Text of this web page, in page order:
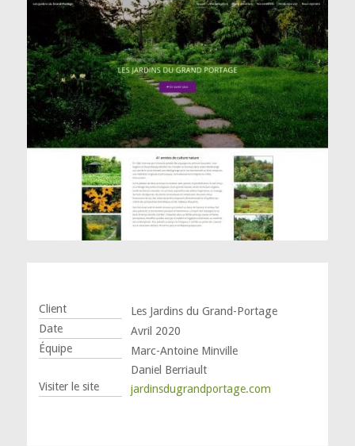
Client
Les Jardins du Grand-Portage
Date
Avril 2020
Équipe
Marc-Antoine Minville
Daniel Berriault
Visiter le site
jardinsdugrandportage.com